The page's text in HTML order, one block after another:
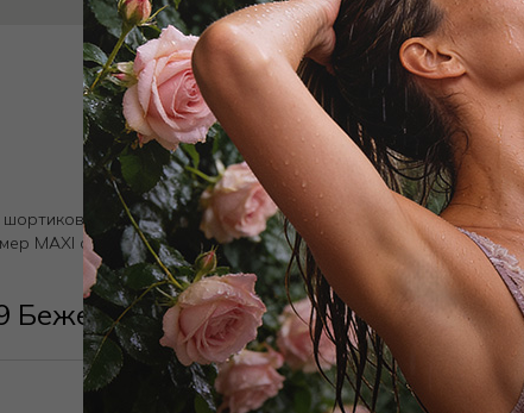
с эластаном. С хлопчатобумажной
MAXI с большой ластовицей.
Бежевый